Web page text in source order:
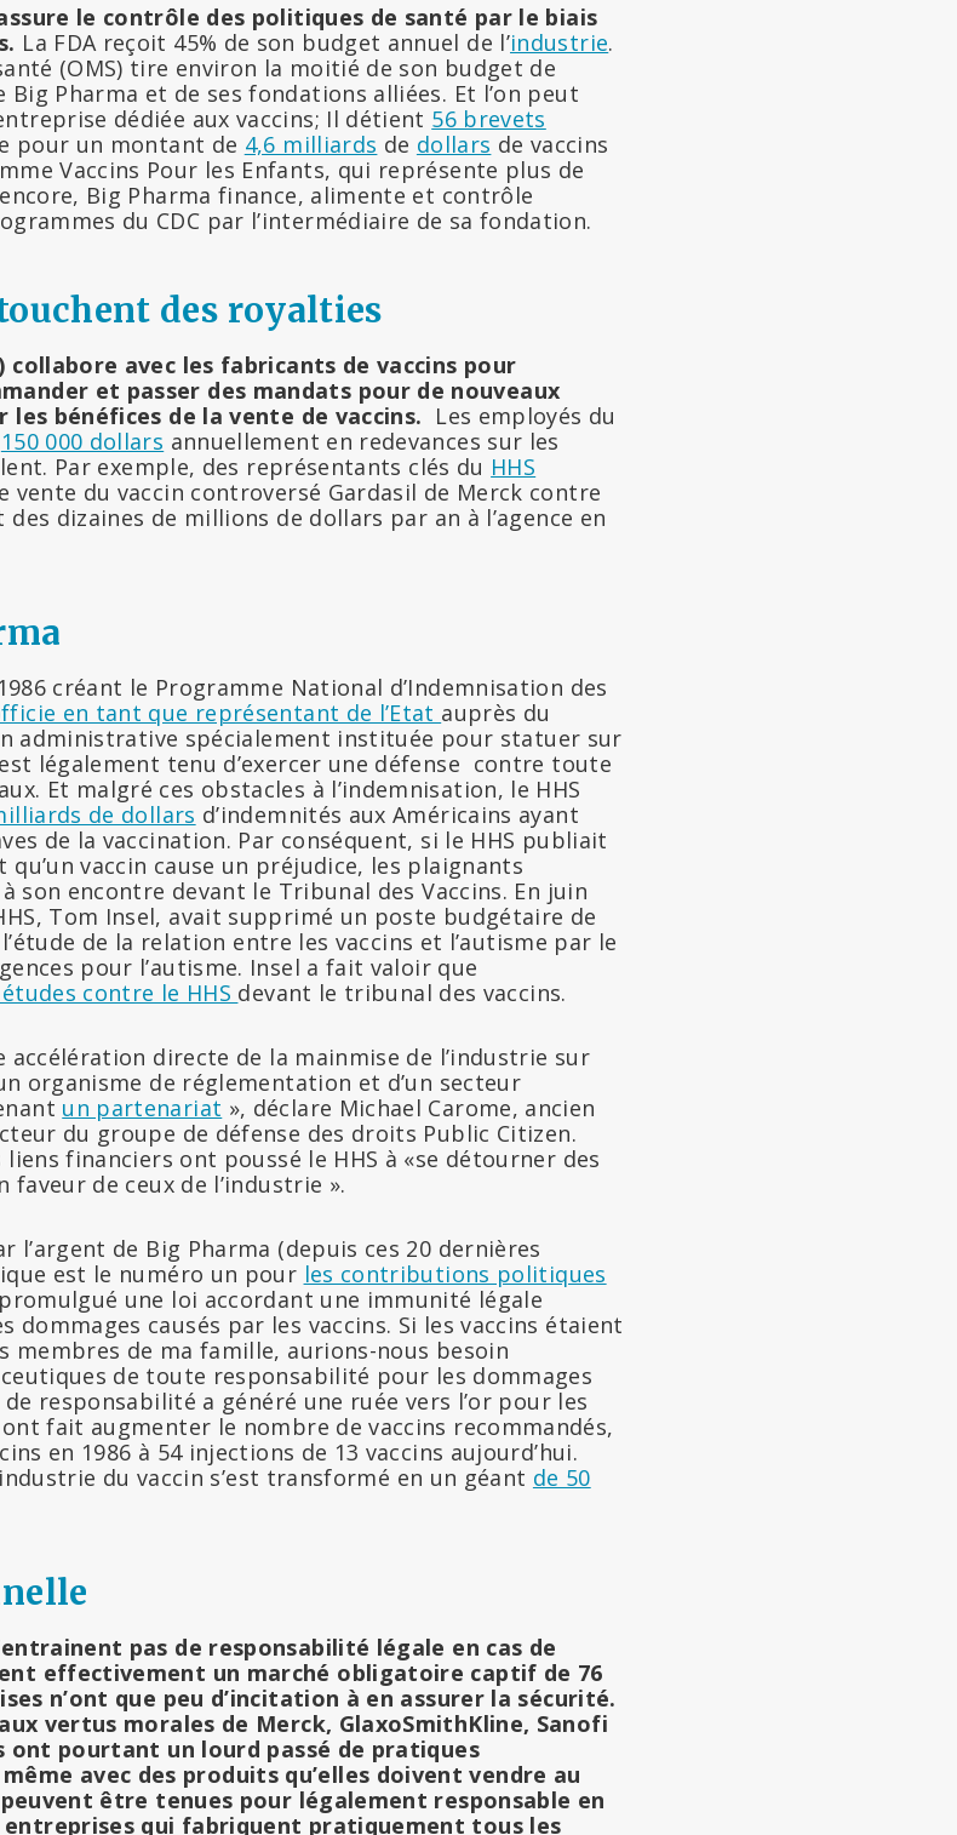
le contrôle des politiques de santé par le biais
La FDA reçoit 45% de son budget annuel de l’industrie.
(OMS) tire environ la moitié de son budget de
Pharma et de ses fondations alliées. Et l’on peut
dédiée aux vaccins; Il détient 56 brevets
pour un montant de 4,6 milliards de dollars de vaccins
Vaccins Pour les Enfants, qui représente plus de
Big Pharma finance, alimente et contrôle
du CDC par l’intermédiaire de sa fondation.
des royalties
collabore avec les fabricants de vaccins pour
et passer des mandats pour de nouveaux
bénéfices de la vente de vaccins. Les employés du
150 000 dollars annuellement en redevances sur les
Par exemple, des représentants clés du HHS
vente du vaccin controversé Gardasil de Merck contre
dizaines de millions de dollars par an à l’agence en
créant le Programme National d’Indemnisation des
en tant que représentant de l’Etat auprès du
administrative spécialement instituée pour statuer sur
légalement tenu d’exercer une défense contre toute
Et malgré ces obstacles à l’indemnisation, le HHS
de dollars d’indemnités aux Américains ayant
de la vaccination. Par conséquent, si le HHS publiait
vaccin cause un préjudice, les plaignants
encontre devant le Tribunal des Vaccins. En juin
Tom Insel, avait supprimé un poste budgétaire de
de la relation entre les vaccins et l’autisme par le
pour l’autisme. Insel a fait valoir que
contre le HHS devant le tribunal des vaccins.
directe de la mainmise de l’industrie sur
organisme de réglementation et d’un secteur
un partenariat », déclare Michael Carome, ancien
du groupe de défense des droits Public Citizen.
financiers ont poussé le HHS à «se détourner des
de ceux de l’industrie ».
l’argent de Big Pharma (depuis ces 20 dernières
est le numéro un pour les contributions politiques
une loi accordant une immunité légale
dommages causés par les vaccins. Si les vaccins étaient
membres de ma famille, aurions-nous besoin
de toute responsabilité pour les dommages
responsabilité a généré une ruée vers l’or pour les
fait augmenter le nombre de vaccins recommandés,
en 1986 à 54 injections de 13 vaccins aujourd’hui.
du vaccin s’est transformé en un géant de 50
pas de responsabilité légale en cas de
effectivement un marché obligatoire captif de 76
n’ont que peu d’incitation à en assurer la sécurité.
vertus morales de Merck, GlaxoSmithKline, Sanofi
ont pourtant un lourd passé de pratiques
avec des produits qu’elles doivent vendre au
être tenues pour légalement responsable en
entreprises qui fabriquent pratiquement tous les